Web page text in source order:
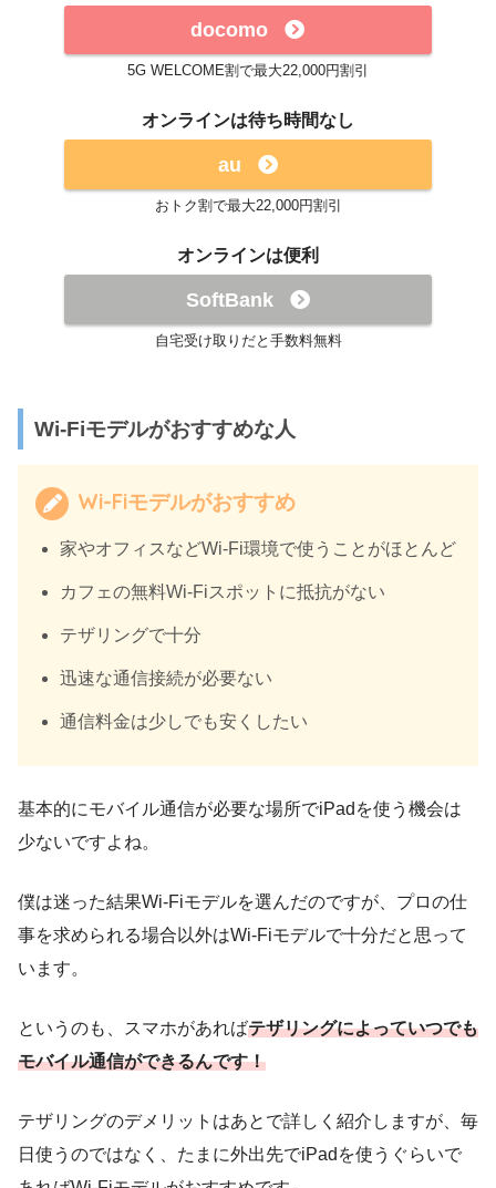
docomo
5G WELCOME割で最大22,000円割引
オンラインは待ち時間なし
au
おトク割で最大22,000円割引
オンラインは便利
SoftBank
自宅受け取りだと手数料無料
Wi-Fiモデルがおすすめな人
Wi-Fiモデルがおすすめ
家やオフィスなどWi-Fi環境で使うことがほとんど
カフェの無料Wi-Fiスポットに抵抗がない
テザリングで十分
迅速な通信接続が必要ない
通信料金は少しでも安くしたい
基本的にモバイル通信が必要な場所でiPadを使う機会は
少ないですよね。
僕は迷った結果Wi-Fiモデルを選んだのですが、プロの仕
事を求められる場合以外はWi-Fiモデルで十分だと思って
います。
というのも、スマホがあればテザリングによっていつでも
モバイル通信ができるんです！
テザリングのデメリットはあとで詳しく紹介しますが、毎
日使うのではなく、たまに外出先でiPadを使うぐらいで